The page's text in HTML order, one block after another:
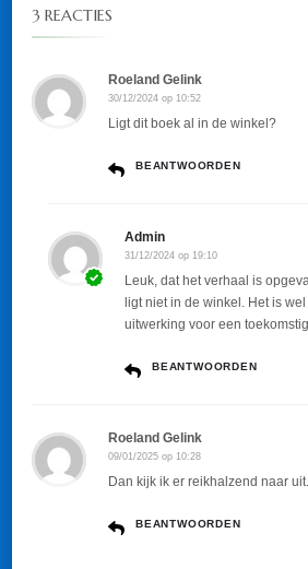
3 REACTIES
Roeland Gelink
30/12/2024 op 10:52
Ligt dit boek al in de winkel?
BEANTWOORDEN
Admin
31/12/2024 op 19:10
Leuk, dat het verhaal is
ligt niet in de winkel. Het is
uitwerking voor een
BEANTWOORDEN
Roeland Gelink
09/01/2025 op 10:28
Dan kijk ik er reikhalzend naar uit.
BEANTWOORDEN